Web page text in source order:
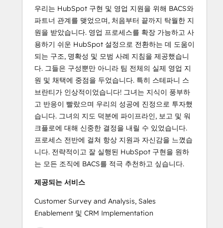
우리는 HubSpot 구현 및 영업 지원을 위해 BACS와
파트너 관계를 맺었으며, 처음부터 끝까지 탁월한 지
원을 받았습니다. 영업 프로세스를 확장 가능하고 사
용하기 쉬운 HubSpot 설정으로 전환하는 데 도움이
되는 구조, 명확성 및 모범 사례 지침을 제공했습니
다. 그들은 구성뿐만 아니라 팀 전체의 실제 영업 지
원 및 채택에 중점을 두었습니다. 특히 스테파니 스
브란티가 인상적이었습니다! 그녀는 지식이 풍부하
고 반응이 빨랐으며 우리의 성공에 진정으로 투자했
습니다. 그녀의 지도 덕분에 파이프라인, 보고 및 워
크플로에 대해 신중한 결정을 내릴 수 있었습니다.
프로세스 전반에 걸쳐 항상 지원과 자신감을 느꼈습
니다. 전략적이고 잘 실행된 HubSpot 구현을 원하
는 모든 조직에 BACS를 적극 추천하고 싶습니다.
제공되는 서비스
Customer Survey and Analysis, Sales
Enablement 및 CRM Implementation